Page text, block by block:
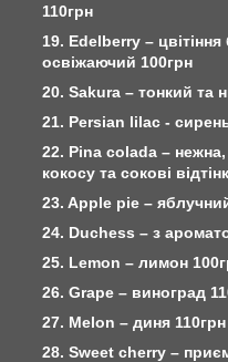
110грн
19. Edelberry –
освіжаючий 100грн
20. Sakura – тонкий та
21. Persian lilac -
22. Pina colada –
кокосу та сокові
23. Apple pie –
24. Duchess – з
25. Lemon – лимон
26. Grape – виноград
27. Melon – диня 110грн
28. Sweet cherry –